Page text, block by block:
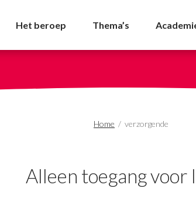
Het beroep Thema’s
Home / verzorgende
Alleen toegang voor